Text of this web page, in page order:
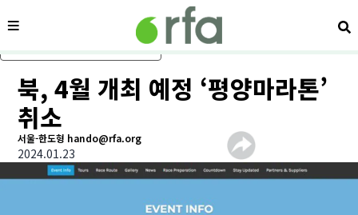
메인 콘텐츠로 건너뛰기
메뉴 검
북, 4월 개최 예정 ‘평양마라톤’
취소
서울-한도형 hando@rfa.org
2024.01.23